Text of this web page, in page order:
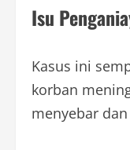
Isu
Kasus ini
korban
menyebar